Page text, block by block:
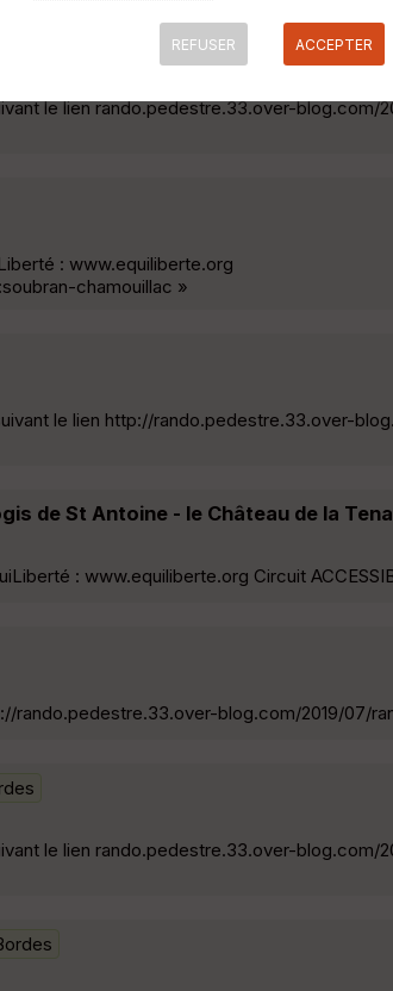
le lien rando.pedestre.33.over-blog.com/
: www.equiliberte.org
chamouillac »
le lien http://rando.pedestre.33.over-
de St Antoine - le Château de la
: www.equiliberte.org Circuit
rando.pedestre.33.over-blog.com/2019/07/
le lien rando.pedestre.33.over-blog.com/
REFUSER ACCEPTER